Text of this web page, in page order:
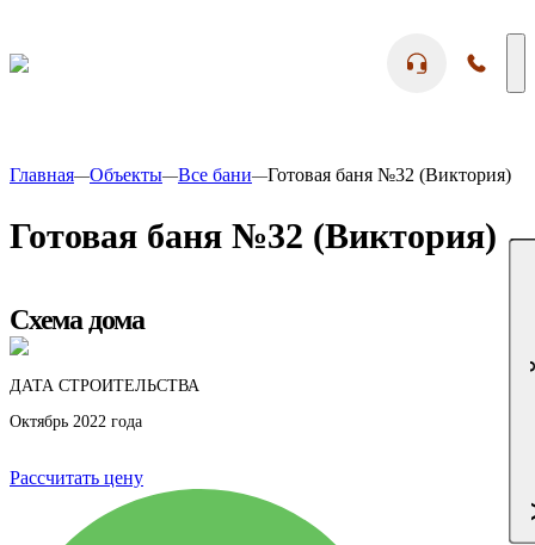
Главная—Объекты—Все бани—Готовая баня №32 (Виктория)
Готовая баня №32 (Виктория)
Схема дома
ДАТА СТРОИТЕЛЬСТВА
Октябрь 2022 года
Рассчитать цену У